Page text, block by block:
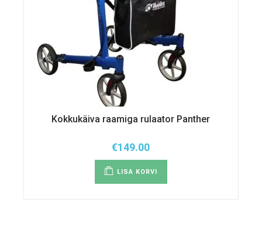
Kokkukäiva raamiga rulaator Panther
€149.00
LISA KORVI